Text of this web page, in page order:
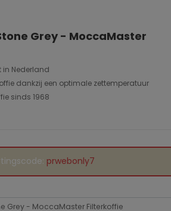
Grey - MoccaMaster
Nederland
dankzij een optimale zettemperatuur
sinds 1968
prwebonly7